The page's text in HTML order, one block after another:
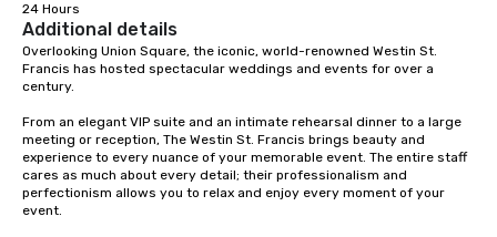
ways to network, but
groups, small or large.
experiences can
groups from as few
as 500 guests,
24 Hours
Additional details
Overlooking Union Square, the iconic, world-renowned Westin St.
Francis has hosted spectacular weddings and events for over a
century.
From an elegant VIP suite and an intimate rehearsal dinner to a large
meeting or reception, The Westin St. Francis brings beauty and
experience to every nuance of your memorable event. The entire staff
cares as much about every detail; their professionalism and
perfectionism allows you to relax and enjoy every moment of your
event.